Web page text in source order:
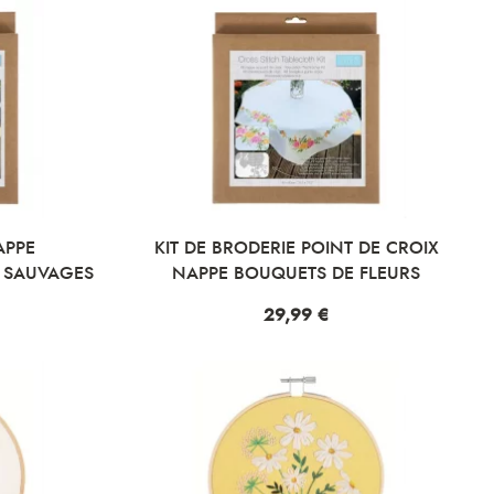
KIT DE BRODERIE POINT DE CROIX
NAPPE BOUQUETS DE FLEURS
Prix
29,99 €